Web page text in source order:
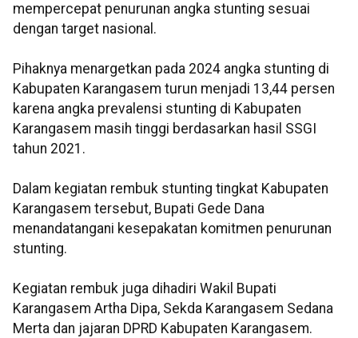
mempercepat penurunan angka stunting sesuai
dengan target nasional.
Pihaknya menargetkan pada 2024 angka stunting di
Kabupaten Karangasem turun menjadi 13,44 persen
karena angka prevalensi stunting di Kabupaten
Karangasem masih tinggi berdasarkan hasil SSGI
tahun 2021.
Dalam kegiatan rembuk stunting tingkat Kabupaten
Karangasem tersebut, Bupati Gede Dana
menandatangani kesepakatan komitmen penurunan
stunting.
Kegiatan rembuk juga dihadiri Wakil Bupati
Karangasem Artha Dipa, Sekda Karangasem Sedana
Merta dan jajaran DPRD Kabupaten Karangasem.